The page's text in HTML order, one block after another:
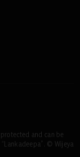
and can be
© Wijeya